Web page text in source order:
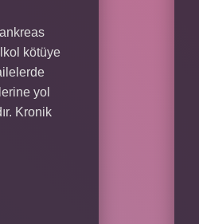
kötüye
yol
Kronik